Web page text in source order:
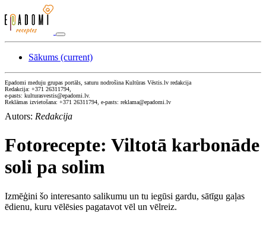
Sākums (current)
Epadomi meduju grupas portāls, saturu nodrošina Kultūras Vēstis.lv redakcija
Redakcija: +371 26311794,
e-pasts: kulturasvestis@epadomi.lv.
Reklāmas izvietošana: +371 26311794, e-pasts: reklama@epadomi.lv
Autors: Redakcija
Fotorecepte: Viltotā karbonāde
soli pa solim
Izmēģini šo interesanto salikumu un tu iegūsi gardu, sātīgu gaļas
ēdienu, kuru vēlēsies pagatavot vēl un vēlreiz.